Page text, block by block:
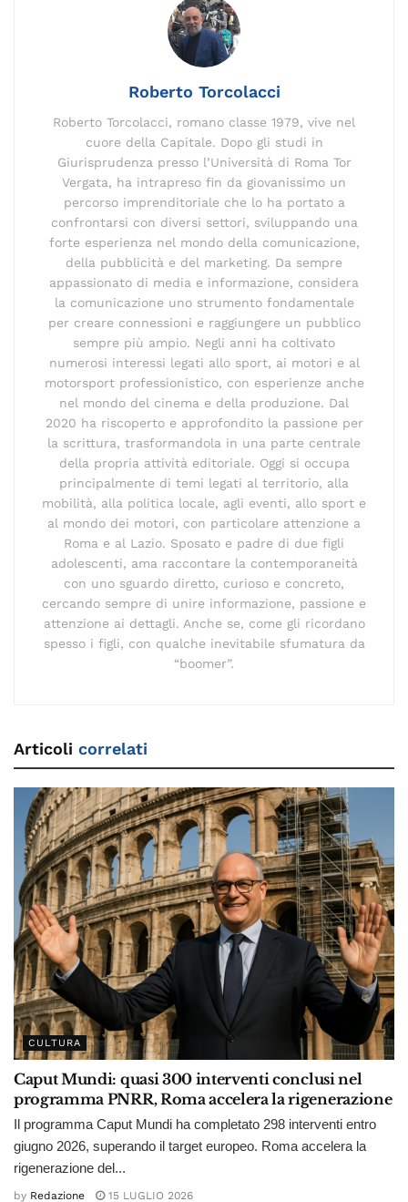
m n
k
s
Roberto Torcolacci
Roberto Torcolacci, romano classe 1979, vive nel
cuore della Capitale. Dopo gli studi in
Giurisprudenza presso l’Università di Roma Tor
Vergata, ha intrapreso fin da giovanissimo un
percorso imprenditoriale che lo ha portato a
confrontarsi con diversi settori, sviluppando una
forte esperienza nel mondo della comunicazione,
della pubblicità e del marketing. Da sempre
appassionato di media e informazione, considera
la comunicazione uno strumento fondamentale
per creare connessioni e raggiungere un pubblico
sempre più ampio. Negli anni ha coltivato
numerosi interessi legati allo sport, ai motori e al
motorsport professionistico, con esperienze anche
nel mondo del cinema e della produzione. Dal
2020 ha riscoperto e approfondito la passione per
la scrittura, trasformandola in una parte centrale
della propria attività editoriale. Oggi si occupa
principalmente di temi legati al territorio, alla
mobilità, alla politica locale, agli eventi, allo sport e
al mondo dei motori, con particolare attenzione a
Roma e al Lazio. Sposato e padre di due figli
adolescenti, ama raccontare la contemporaneità
con uno sguardo diretto, curioso e concreto,
cercando sempre di unire informazione, passione e
attenzione ai dettagli. Anche se, come gli ricordano
spesso i figli, con qualche inevitabile sfumatura da
“boomer”.
Articoli correlati
CULTURA
Caput Mundi: quasi 300 interventi conclusi nel
programma PNRR, Roma accelera la rigenerazione
Il programma Caput Mundi ha completato 298 interventi entro
giugno 2026, superando il target europeo. Roma accelera la
rigenerazione del...
by Redazione 15 LUGLIO 2026